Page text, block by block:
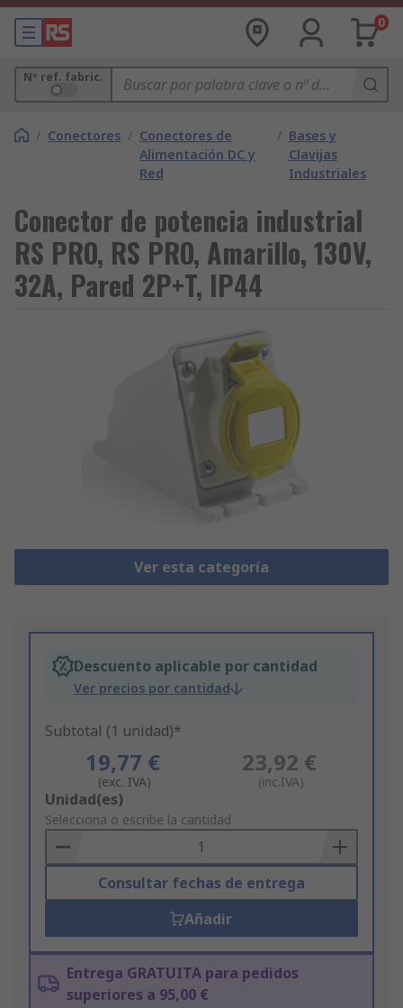
0
Nº ref. fabric.
/ Conectores / Conectores de
Alimentación DC y
Red
/ Bases y
Clavijas
Industriales
Conector de potencia industrial
RS PRO, RS PRO, Amarillo, 130V,
32A, Pared 2P+T, IP44
Ver esta categoría
Descuento aplicable por cantidad
Ver precios por cantidad
Subtotal (1 unidad)*
19,77 €
(exc. IVA)
23,92 €
(inc.IVA)
Add
to
Basket
Unidad(es)
Selecciona o escribe la cantidad
Consultar fechas de entrega
Añadir
Entrega GRATUITA para pedidos
superiores a 95,00 €